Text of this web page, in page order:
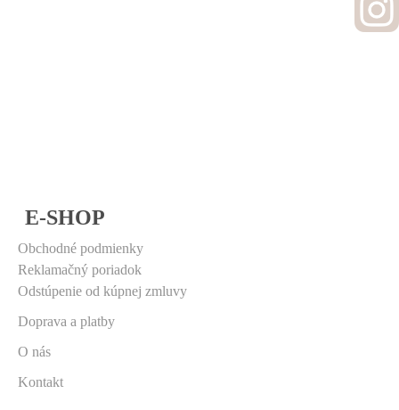
E-SHOP
Obchodné podmienky
Reklamačný poriadok
Odstúpenie od kúpnej zmluvy
Doprava a platby
O nás
Kontakt